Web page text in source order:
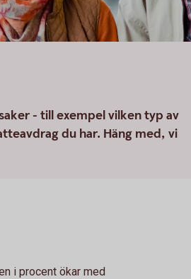
- till exempel vilken typ av
du har. Häng med, vi
i procent ökar med